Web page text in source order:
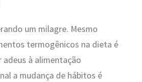
um milagre. Mesmo
termogênicos na dieta é
à alimentação
a mudança de hábitos é